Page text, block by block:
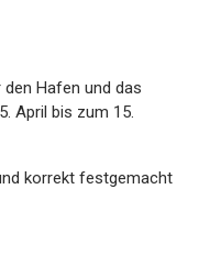
Hafen und das
April bis zum 15.
korrekt festgemacht